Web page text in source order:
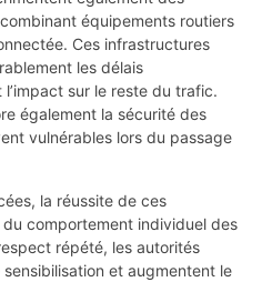
équipements routiers
Ces infrastructures
les délais
sur le reste du trafic.
également la sécurité des
vulnérables lors du passage
la réussite de ces
comportement individuel des
répété, les autorités
et augmentent le